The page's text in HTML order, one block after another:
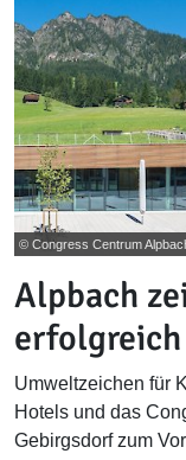
© Congress Centrum
Alpbach
Umweltzeichen für
Hotels und das
Gebirgsdorf zum